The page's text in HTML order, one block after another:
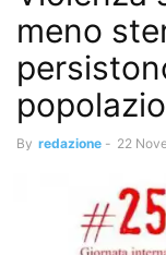
meno
By redazione - 22